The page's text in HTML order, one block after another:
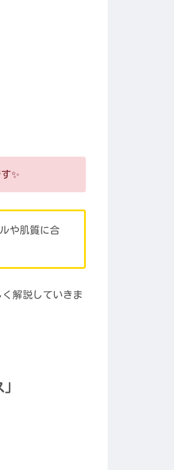
✨
や肌質に合
解説していきま